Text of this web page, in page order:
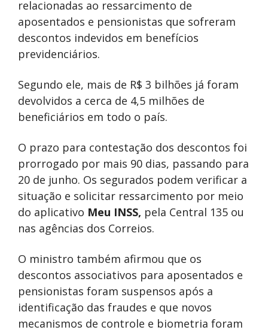
relacionadas ao ressarcimento de
aposentados e pensionistas que sofreram
descontos indevidos em benefícios
previdenciários.
Segundo ele, mais de R$ 3 bilhões já foram
devolvidos a cerca de 4,5 milhões de
beneficiários em todo o país.
O prazo para contestação dos descontos foi
prorrogado por mais 90 dias, passando para
20 de junho. Os segurados podem verificar a
situação e solicitar ressarcimento por meio
do aplicativo Meu INSS, pela Central 135 ou
nas agências dos Correios.
O ministro também afirmou que os
descontos associativos para aposentados e
pensionistas foram suspensos após a
identificação das fraudes e que novos
mecanismos de controle e biometria foram